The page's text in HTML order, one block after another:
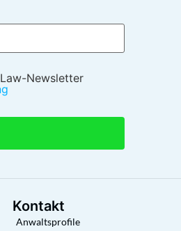
Newsletter
Kontakt
Anwaltsprofile